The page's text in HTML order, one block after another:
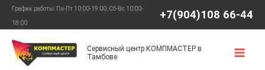
Перейти
содержимому
График работы: Пн-Пт 10:00-19:00, Сб-Вс 10:00-
18:00
+7(904)108 66-44
Сервисный центр КОМПМАСТЕР в
Тамбове